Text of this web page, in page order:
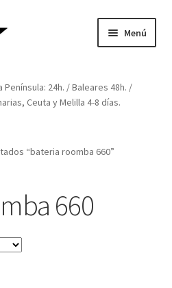
Menú
Península: 24h. / Baleares 48h. /
Ceuta y Melilla 4-8 días.
“bateria roomba 660”
660